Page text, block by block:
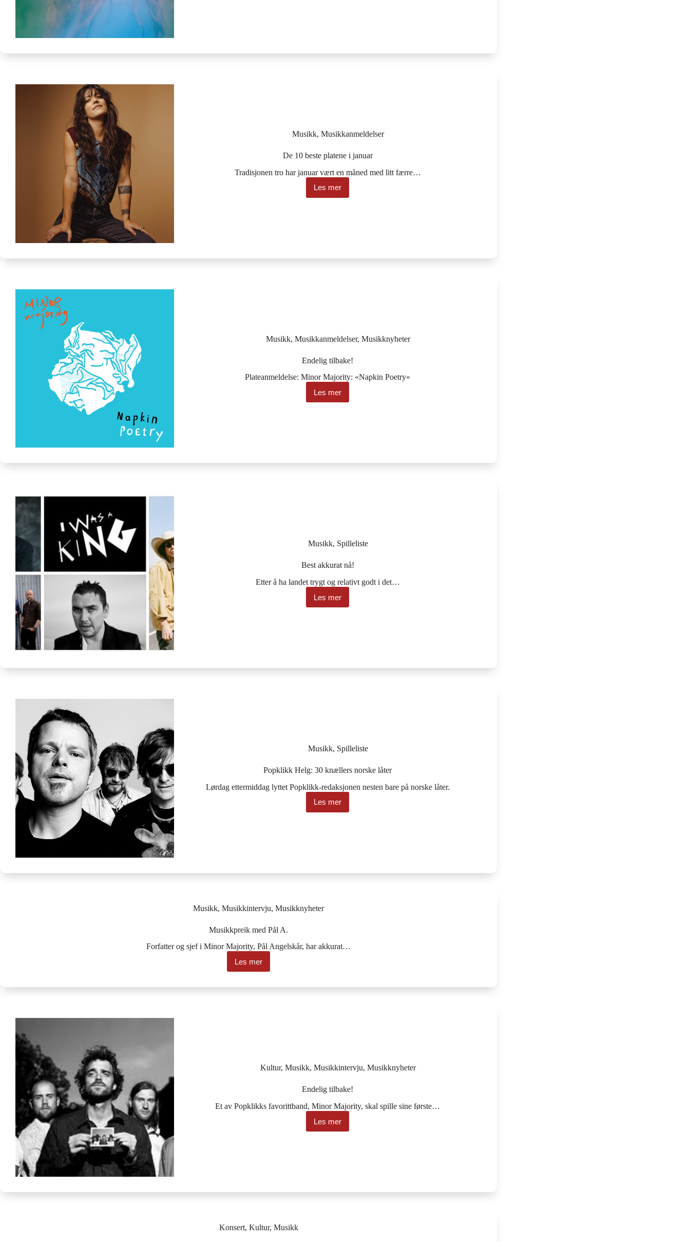
Musikk, Musikkanmeldelser
De 10 beste platene i januar
Tradisjonen tro har januar vært en måned med litt færre…
Les mer
De
10
Musikk, Musikkanmeldelser, Musikknyheter
Endelig tilbake!
Plateanmeldelse: Minor Majority: «Napkin Poetry»
Les mer
Endelig
tilbake!
Musikk, Spilleliste
Best akkurat nå!
Etter å ha landet trygt og relativt godt i det…
Les mer
Best
akkurat
Musikk, Spilleliste
Popklikk Helg: 30 knællers norske låter
Lørdag ettermiddag lyttet Popklikk-redaksjonen nesten bare på norske låter.
Les mer
Popklikk
Helg:
Musikk,Musikkintervju,Musikknyheter
Musikkpreik med Pål A.
Forfatter og sjef i Minor Majority, Pål Angelskår, har akkurat…
Les merMusikkpreik
med
Kultur, Musikk, Musikkintervju, Musikknyheter
Endelig tilbake!
Et av Popklikks favorittband, Minor Majority, skal spille sine første…
Les mer
Endelig
tilbake!
Konsert, Kultur, Musikk